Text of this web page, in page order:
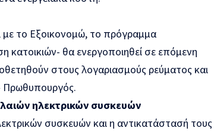
το Εξοικονομώ, το πρόγραμμα
κατοικιών- θα ενεργοποιηθεί σε επόμενη
στους λογαριασμούς ρεύματος και
Πρωθυπουργός.
ηλεκτρικών συσκευών
συσκευών και η αντικατάστασή τους